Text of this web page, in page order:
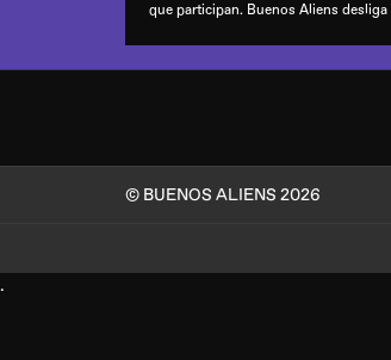
que participan. Buenos Aliens
© BUENOS ALIENS 2026
.